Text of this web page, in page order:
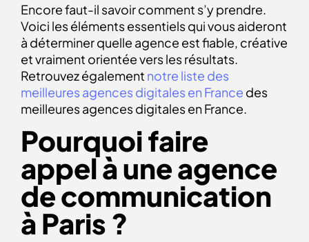
Encore faut-il savoir comment s’y prendre.
Voici les éléments essentiels qui vous aideront
à déterminer quelle agence est fiable, créative
et vraiment orientée vers les résultats.
Retrouvez également notre liste des
meilleures agences digitales en France des
meilleures agences digitales en France.
Pourquoi faire
appel à une agence
de communication
à Paris ?